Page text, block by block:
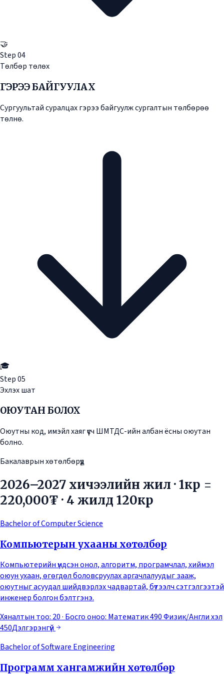
🤝
Step04
Төлбөр төлөх
ГЭРЭЭ БАЙГУУЛАХ
Сургуультай суралцах гэрээ байгуулж сургалтын төлбөрөө
төлнө.
🎓
Step05
Эхлэх шат
ОЮУТАН БОЛОХ
Оюутны код, имэйл хаяг үүсч ШМТДС-ийн албан ёсны оюутан
болно.
Бакалаврын хөтөлбөрүүд
2026–2027 хичээлийн жил · 1кр =
220,000₮ · 4 жилд 120кр
Bachelor of Computer Science
Компьютерын ухааны хөтөлбөр
Компьютерийн үндсэн онол, алгоритм, програмчлал, хиймэл
оюун ухаан, өгөгдөл боловсруулах аргачлалуудыг зааж,
оюутныг асуудал шийдвэрлэх чадвартай, бүтээлч сэтгэлгээтэй
инженер болгон бэлтгэнэ.
Хяналтын тоо: 20· Босго оноо: Математик 490 Физик/Англи хэл
450Дэлгэрэнгүй
Bachelor of Software Engineering
Программ хангамжийн хөтөлбөр